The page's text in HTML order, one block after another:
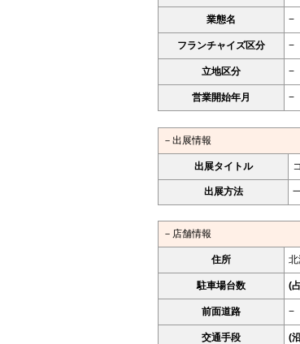
業態名 −
フランチャイズ区分 −
立地区分 −
営業開始年月 −
－出展情報
出展タイトル
出展方法
－店舗情報
住所
駐車場台数 (
前面道路 −
交通手段 (